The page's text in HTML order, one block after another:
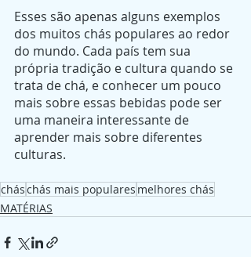
Esses são apenas alguns exemplos
dos muitos chás populares ao redor
do mundo. Cada país tem sua
própria tradição e cultura quando se
trata de chá, e conhecer um pouco
mais sobre essas bebidas pode ser
uma maneira interessante de
aprender mais sobre diferentes
culturas.
cháschás mais populares melhores chás
MATÉRIAS